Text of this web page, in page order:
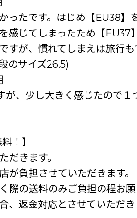
ったです。はじめ【EU38】
感じてしまったため【EU37
すが、慣れてしまえは旅行
のサイズ26.5)
が、少し大きく感じたので
！】
だきます。
が負担させていただきます。
際の送料のみご負担の程お願
、返金対応とさせていただ